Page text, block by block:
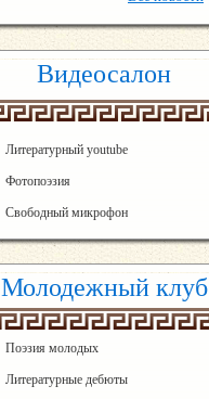
Видеосалон
Литературный youtube
Фотопоэзия
Свободный микрофон
Молодежный клуб
Поэзия молодых
Литературные дебюты